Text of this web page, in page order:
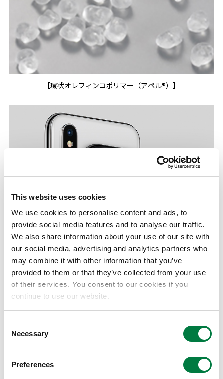
This website uses cookies
We use cookies to personalise content and ads, to
provide social media features and to analyse our traffic.
We also share information about your use of our site with
our social media, advertising and analytics partners who
may combine it with other information that you’ve
provided to them or that they’ve collected from your use
of their services. You consent to our cookies if you
continue to use our website.
Selection
Necessary
Preferences
【環状オレフィンコポリマー（アペル®）】
【主用途 スマートフォンカメラ】
当社は、アペル®を含む、ICT向け機能性ポリマー事業
を成長分野と位置付けております。今回の能力増強によ
り当面の需要拡大への対応が可能となる見通しですが、
今後の更なる需要拡大に適切に対応すべく、次期能力増